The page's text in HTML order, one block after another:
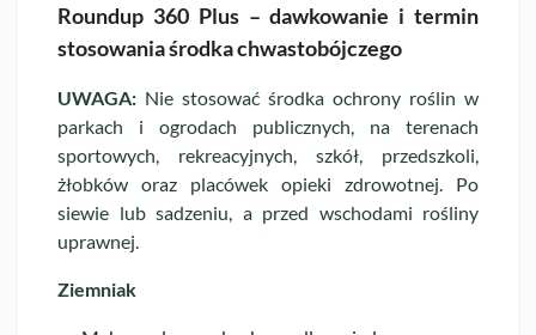
Roundup 360 Plus – dawkowanie i termin
stosowania środka chwastobójczego
UWAGA: Nie stosować środka ochrony roślin w
parkach i ogrodach publicznych, na terenach
sportowych, rekreacyjnych, szkół, przedszkoli,
żłobków oraz placówek opieki zdrowotnej. Po
siewie lub sadzeniu, a przed wschodami rośliny
uprawnej.
Ziemniak